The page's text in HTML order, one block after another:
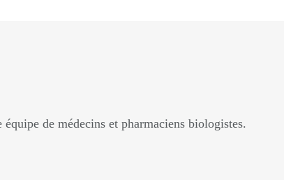
de médecins et pharmaciens biologistes.